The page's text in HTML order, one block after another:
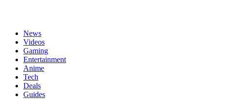
News
Videos
Gaming
Entertainment
Anime
Tech
Deals
Guides